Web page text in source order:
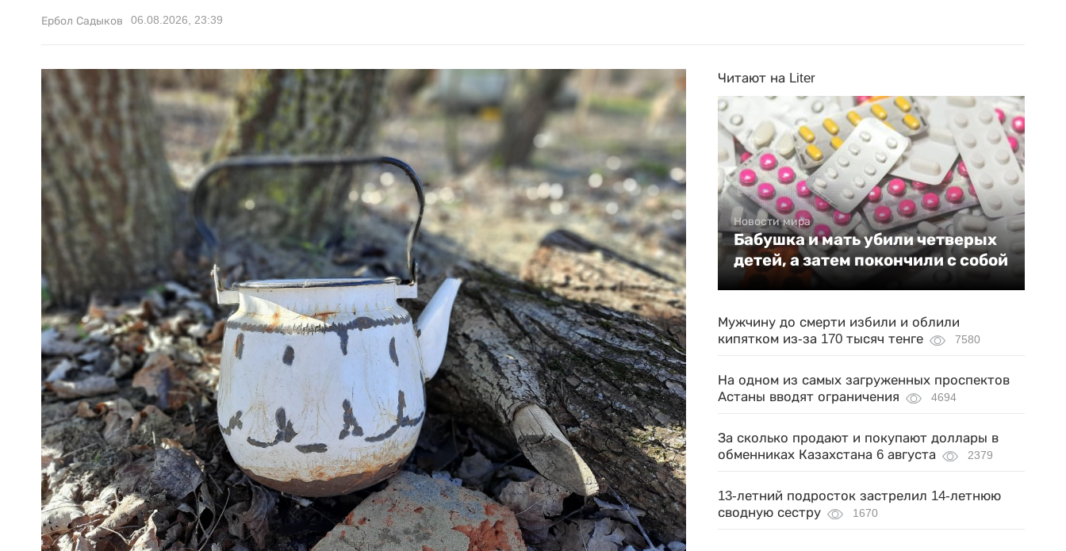
Ербол Садыков 06.08.2026, 23:39
Читают на Liter
Новости мира
Бабушка и мать убили четверых
детей, а затем покончили с собой
Мужчину до смерти избили и облили
кипятком из-за 170 тысяч тенге
7580
На одном из самых загруженных проспектов
Астаны вводят ограничения
4694
За сколько продают и покупают доллары в
обменниках Казахстана 6 августа
2379
13-летний подросток застрелил 14-летнюю
сводную сестру
1670